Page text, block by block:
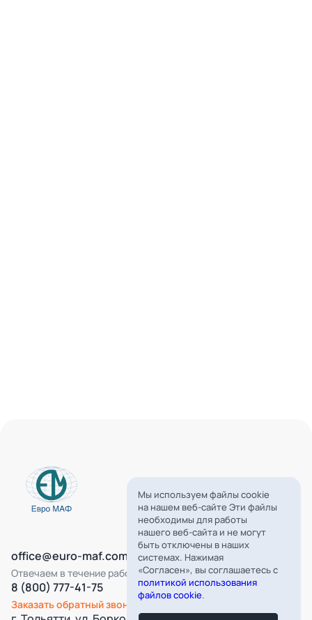
office@euro-maf.com
Отвечаем в течение рабочего дня
8 (800) 777-41-75
Заказать обратный звонок
Мы используем файлы cookie
на нашем веб-сайте Эти файлы
необходимы для работы
нашего веб-сайта и не могут
быть отключены в наших
системах. Нажимая
«Согласен», вы соглашаетесь с
политикой использования
файлов cookie.